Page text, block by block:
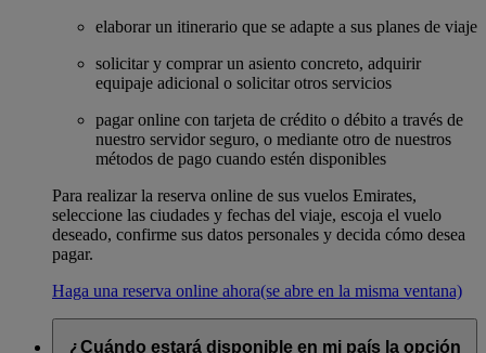
elaborar un itinerario que se adapte a sus planes de viaje
solicitar y comprar un asiento concreto, adquirir
equipaje adicional o solicitar otros servicios
pagar online con tarjeta de crédito o débito a través de
nuestro servidor seguro, o mediante otro de nuestros
métodos de pago cuando estén disponibles
Para realizar la reserva online de sus vuelos Emirates,
seleccione las ciudades y fechas del viaje, escoja el vuelo
deseado, confirme sus datos personales y decida cómo desea
pagar.
Haga una reserva online ahora(se abre en la misma ventana)
¿Cuándo estará disponible en mi país la opción